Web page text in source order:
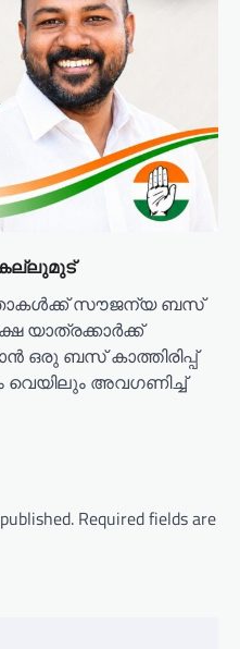
കല്ലുമുട്
സൗജന്യ ബസ്
യാത്രക്കാർക്ക്
ഒരു ബസ് കാത്തിരിപ്പ്
വെയിലും അവഗണിച്ച്
Required fields are